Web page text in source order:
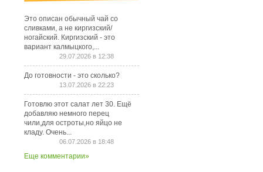
Это описан обычный чай со
сливками, а не киргизский/
ногайский. Киргизский - это
вариант калмыцкого,...
29.07.2026 в 12:38
До готовности - это сколько?
13.07.2026 в 22:23
Готовлю этот салат лет 30. Ещё
добавляю немного перец
чили,для остроты,но яйцо не
кладу. Очень...
06.07.2026 в 18:48
Еще комментарии»